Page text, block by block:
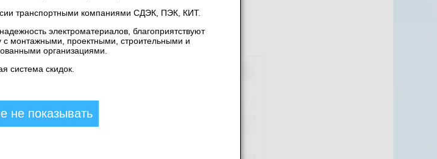
транспортными компаниями СДЭК, ПЭК, КИТ.
электроматериалов, благоприятствуют
с монтажными, проектными, строительными и
организациями.
система скидок.
не показывать